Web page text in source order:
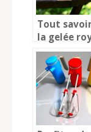
Tout
la gelée